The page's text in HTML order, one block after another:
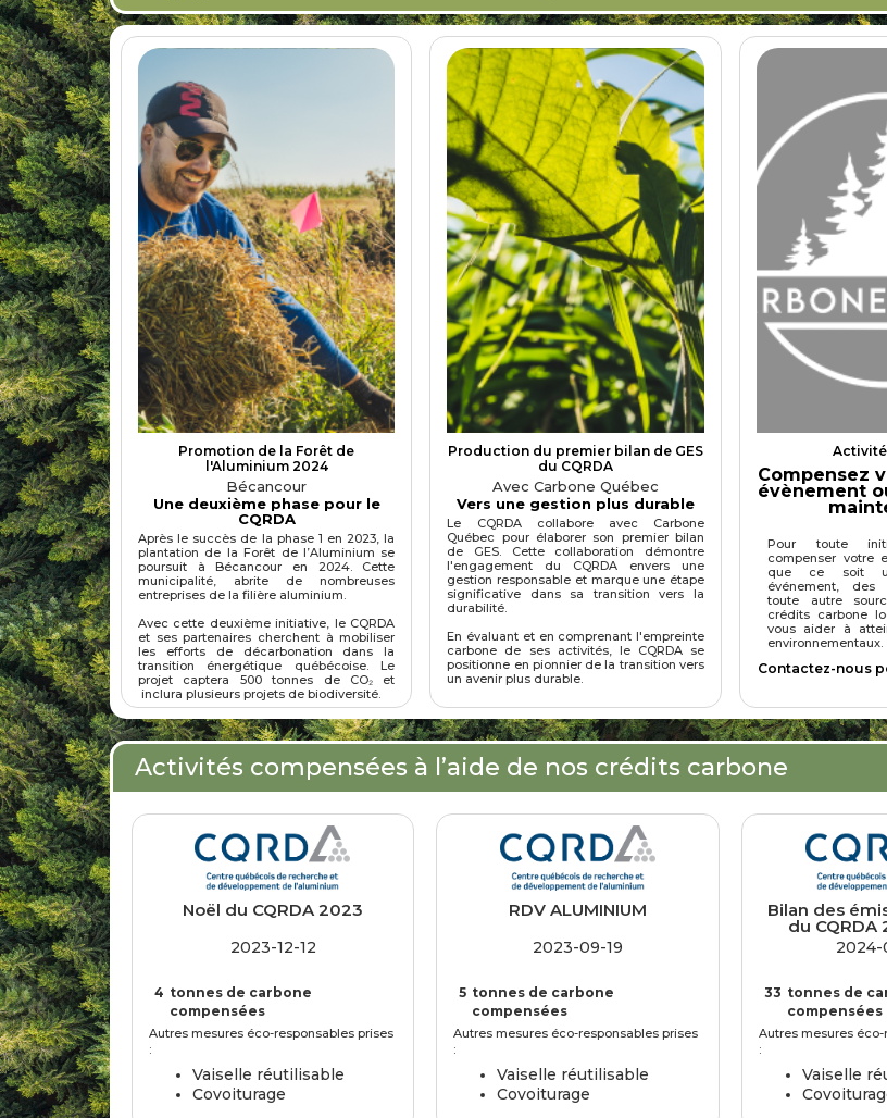
Promotion de la Forêt de
l'Aluminium 2024
Bécancour
Une deuxième phase pour le
CQRDA
Après le succès de la phase 1 en 2023, la
plantation de la Forêt de l’Aluminium se
poursuit à Bécancour en 2024. Cette
municipalité, abrite de nombreuses
entreprises de la filière aluminium.
Avec cette deuxième initiative, le CQRDA
et ses partenaires cherchent à mobiliser
les efforts de décarbonation dans la
transition énergétique québécoise. Le
projet captera 500 tonnes de CO₂ et
inclura plusieurs projets de biodiversité.
Production du premier bilan de GES
du CQRDA
Avec Carbone Québec
Vers une gestion plus durable
Le CQRDA collabore avec Carbone
Québec pour élaborer son premier bilan
de GES. Cette collaboration démontre
l'engagement du CQRDA envers une
gestion responsable et marque une étape
significative dans sa transition vers la
durabilité.
En évaluant et en comprenant l'empreinte
carbone de ses activités, le CQRDA se
positionne en pionnier de la transition vers
un avenir plus durable.
Compensez
évènement
Pour toute
compenser votre
que ce soit
événement, des
toute autre
crédits carbone
vous aider à
environnementaux.
Contactez-nous
Activités compensées à l’aide de nos crédits carbone
Noël du CQRDA 2023
2023-12-12
4 tonnes de carbone
compensées
Autres mesures éco-responsables prises
:
Vaiselle réutilisable
Covoiturage
RDV ALUMINIUM
2023-09-19
5 tonnes de carbone
compensées
Autres mesures éco-responsables prises
:
Vaiselle réutilisable
Covoiturage
Bilan des
du
2024-
33 tonnes de
compensées
Autres mesures
:
Vaiselle